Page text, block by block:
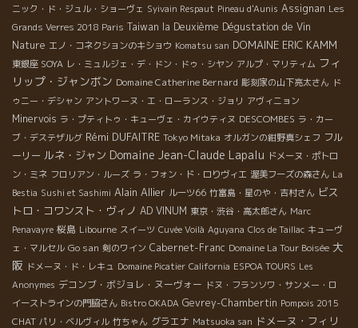
ニック・ド・ジュル・ショーヴェ Syivain Respaut Pineau d'Aunis Assignan Les
Grands Verres 2018 Paris Taiwan la Deuxième Dégustation de Vin
Nature エノ・コネクションのキショウ Komatsu san DOMAINE ERIC KAMM
東銀座 SOYA レ・ミュルジェ・デ・ドン・ドゥ・シヤン アルプ・マリティム フィ
リップ・ジャンボン Domaine Catherine Bernard 彫刻家の山下亮太さん ド
ゥニー・デシャン アントワーヌ・エ・ローランス・ジョリ アヴィニョン
Minervois ラ・プティトゥ・キューヴェ・カイウティヌ DESCOMBES ラ・カー
ブ・デステザルグ Rémi DUFAITRE Tokyo Mitaka オルガンの紺野真シェフ フル
ーリー ルネ・ジャン Domaine Jean-Claude Lapalu ドメーヌ・ポトロ
ン・ミネ フロリアン・ルーズ ラ・フォン・ド・ロりヴィエ 渥美フーズの森さん La
Bestia Sushi et Sashimi Alain Allier ルーツ66 竹富島・星のや・吉村さん ビス
トロ・コワンスト・ヴィノ AD VINUM 東京・渋谷・高太郎さん Marc
Penavayre 桜島 Libourne スイーツ Cuvée Voilà Aguyana Clos de Taillac キューヴ
ェ・マルセル Go san 剣のワイン Cabernet-Franc Domaine La Tour Boisée 大
阪 ドメーヌ・ド・レキュ Domaine Picatier California ESPOA TOURS Les
Anonymes デコンブ・ボジョレ・ヌーヴォー ドヌ・フランソワ・サンメー・ロ
イーストラインの門脇さん Bistro OKADA Gevrey-Chambertin Pompois 2015
CHAT パリ・ベルヴィル 竹ちゃん グラエナ Matsuoka san ドメーヌ・フィリ